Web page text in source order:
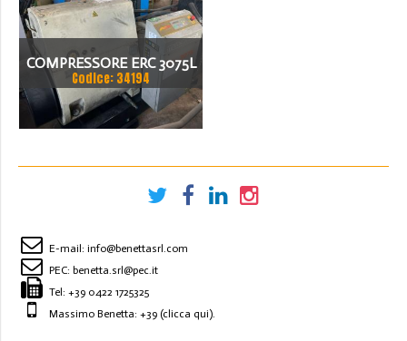
COMPRESSORE ERC 3075L
Codice: 34194
E-mail: info@benettasrl.com
PEC: benetta.srl@pec.it
Tel: +39 0422 1725325
Massimo Benetta: +39 (clicca qui).